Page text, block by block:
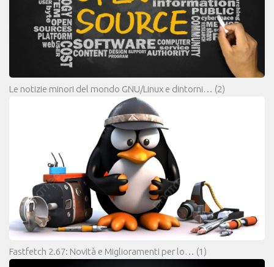
Le notizie minori del mondo GNU/Linux e dintorni… (2)
Fastfetch 2.67: Novità e Miglioramenti per lo… (1)